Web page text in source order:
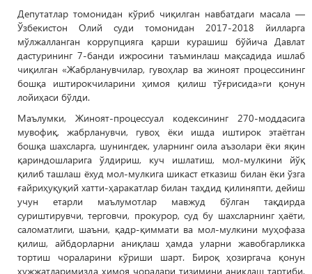
Депутатлар томонидан кўриб чиқилган навбатдаги масала —
Ўзбекистон Олий суди томонидан 2017-2018 йилларга
мўлжалланган коррупцияга қарши курашиш бўйича Давлат
дастурининг 7-банди ижросини таъминлаш мақсадида ишлаб
чиқилган «Жабрланувчилар, гувоҳлар ва жиноят процессининг
бошқа иштирокчиларини ҳимоя қилиш тўғрисида»ги қонун
лойиҳаси бўлди.
Маълумки, Жиноят-процессуал кодексининг 270-моддасига
мувофиқ, жабрланувчи, гувоҳ ёки ишда иштирок этаётган
бошқа шахсларга, шунингдек, уларнинг оила аъзолари ёки яқин
қариндошларига ўлдириш, куч ишлатиш, мол-мулкини йўқ
қилиб ташлаш ёхуд мол-мулкига шикаст етказиш билан ёки ўзга
ғайриҳуқуқий хатти-ҳаракатлар билан таҳдид қилиняпти, дейиш
учун етарли маълумотлар мавжуд бўлган тақдирда
суриштирувчи, терговчи, прокурор, суд бу шахсларнинг ҳаёти,
саломатлиги, шаъни, қадр-қиммати ва мол-мулкини муҳофаза
қилиш, айбдорларни аниқлаш ҳамда уларни жавобгарликка
тортиш чораларини кўриши шарт. Бироқ ҳозиргача қонун
ҳужжатларимизда ҳимоя чоралари тизимини аниқлаш тартиби,